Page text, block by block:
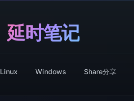
延时笔记
Linux Windows Share分享